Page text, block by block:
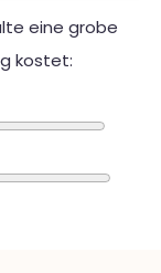
eine grobe
kostet: